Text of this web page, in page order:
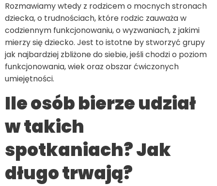
Rozmawiamy wtedy z rodzicem o mocnych stronach
dziecka, o trudnościach, które rodzic zauważa w
codziennym funkcjonowaniu, o wyzwaniach, z jakimi
mierzy się dziecko. Jest to istotne by stworzyć grupy
jak najbardziej zbliżone do siebie, jeśli chodzi o poziom
funkcjonowania, wiek oraz obszar ćwiczonych
umiejętności.
Ile osób bierze udział
w takich
spotkaniach? Jak
długo trwają?